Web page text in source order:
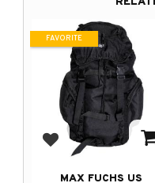
Add to favorites
MAX FUCHS US
FAVORITE